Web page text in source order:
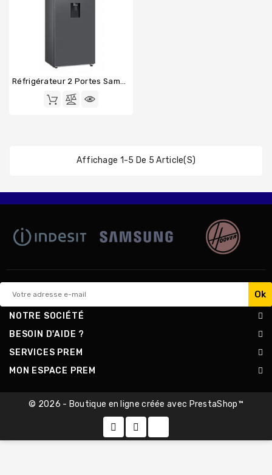
Réfrigérateur 2 Portes Samsung RT47CG6726S9
Affichage 1-5 De 5 Article(s)
NOTRE SOCIÉTÉ
BESOIN D'AIDE ?
SERVICES PREM
MON ESPACE PREM
© 2026 - Boutique en ligne créée avec PrestaShop™